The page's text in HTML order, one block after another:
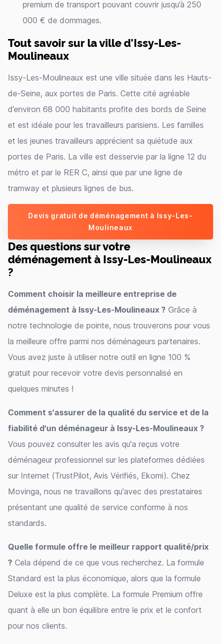
premium de transport pouvant couvrir jusqu’à 250
000 € de dommages.
Tout savoir sur la ville d'Issy-Les-
Moulineaux
Issy-Les-Moulineaux est une ville située dans les Hauts-
de-Seine, aux portes de Paris. Cette cité agréable
d’environ 68 000 habitants profite des bords de Seine
et est idéale pour les travailleurs parisiens. Les familles
et les jeunes travailleurs apprécient sa quiétude aux
portes de Paris. La ville est desservie par la ligne 12 du
métro et par le RER C, ainsi que par une ligne de
tramway et plusieurs lignes de bus.
Devis gratuit de déménagement à Issy-Les-
Moulineaux
Des questions sur votre
déménagement à Issy-Les-Moulineaux
?
Comment choisir la meilleure entreprise de
déménagement à Issy-Les-Moulineaux ? Grâce à
notre technologie de pointe, nous trouverons pour vous
la meilleure offre parmi nos déménageurs partenaires.
Vous avez juste à utiliser notre outil en ligne 100 %
gratuit pour recevoir votre devis personnalisé en
quelques minutes !
Comment s'assurer de la qualité du service et de la
fiabilité d'un déménageur à Issy-Les-Moulineaux ?
Vous pouvez consulter les avis qu'a reçus votre
déménageur professionnel sur les plateformes dédiées
sur Internet (TrustPilot, Avis Vérifiés, Ekomi). Chez
Movinga, nous ne travaillons qu'avec des prestataires
présentant une qualité de service conforme à nos
standards.
Quelle formule offre le meilleur rapport qualité/prix
? Cela dépend de ce que vous recherchez. La formule
Standard est la plus économique, alors que la formule
Deluxe est la plus complète. La formule Premium offre
quant à elle un bon équilibre entre le prix et le confort
pour nos clients.